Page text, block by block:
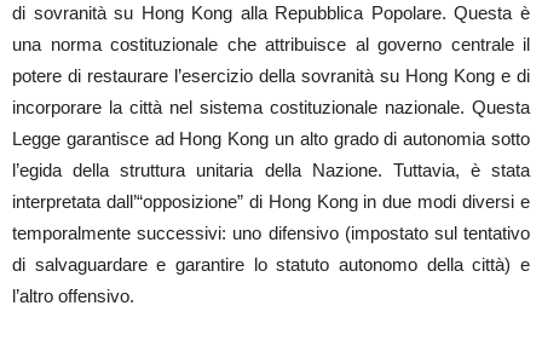
di sovranità su Hong Kong alla Repubblica Popolare. Questa è
una norma costituzionale che attribuisce al governo centrale il
potere di restaurare l’esercizio della sovranità su Hong Kong e di
incorporare la città nel sistema costituzionale nazionale. Questa
Legge garantisce ad Hong Kong un alto grado di autonomia sotto
l’egida della struttura unitaria della Nazione. Tuttavia, è stata
interpretata dall’“opposizione” di Hong Kong in due modi diversi e
temporalmente successivi: uno difensivo (impostato sul tentativo
di salvaguardare e garantire lo statuto autonomo della città) e
l’altro offensivo.